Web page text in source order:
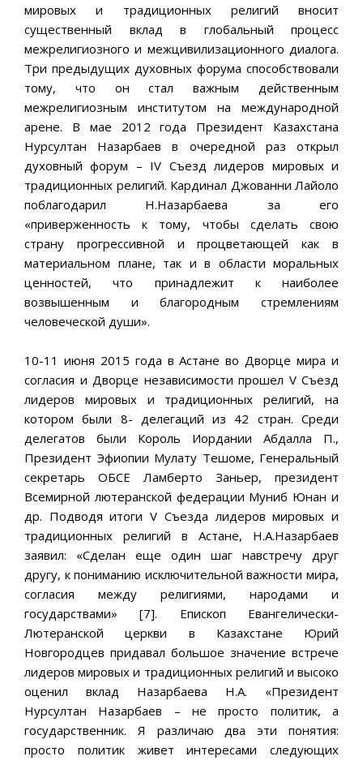
мировых и традиционных религий вносит
существенный вклад в глобальный процесс
межрелигиозного и межцивилизационного диалога.
Три предыдущих духовных форума способствовали
тому, что он стал важным действенным
межрелигиозным институтом на международной
арене. В мае 2012 года Президент Казахстана
Нурсултан Назарбаев в очередной раз открыл
духовный форум – IV Съезд лидеров мировых и
традиционных религий. Кардинал Джованни Лайоло
поблагодарил Н.Назарбаева за его
«приверженность к тому, чтобы сделать свою
страну прогрессивной и процветающей как в
материальном плане, так и в области моральных
ценностей, что принадлежит к наиболее
возвышенным и благородным стремлениям
человеческой души».
10-11 июня 2015 года в Астане во Дворце мира и
согласия и Дворце независимости прошел V Съезд
лидеров мировых и традиционных религий, на
котором были 8- делегаций из 42 стран. Среди
делегатов были Король Иордании Абдалла П.,
Президент Эфиопии Мулату Тешоме, Генеральный
секретарь ОБСЕ Ламберто Заньер, президент
Всемирной лютеранской федерации Муниб Юнан и
др. Подводя итоги V Съезда лидеров мировых и
традиционных религий в Астане, Н.А.Назарбаев
заявил: «Сделан еще один шаг навстречу друг
другу, к пониманию исключительной важности мира,
согласия между религиями, народами и
государствами» [7]. Епископ Евангелически-
Лютеранской церкви в Казахстане Юрий
Новгородцев придавал большое значение встрече
лидеров мировых и традиционных религий и высоко
оценил вклад Назарбаева Н.А. «Президент
Нурсултан Назарбаев – не просто политик, а
государственник. Я различаю два эти понятия:
просто политик живет интересами следующих